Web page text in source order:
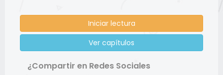
Iniciar lectura
Ver capítulos
¿Compartir en Redes Sociales